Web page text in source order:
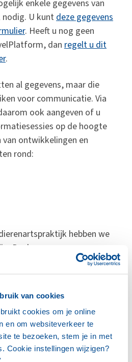
van cookies
cookies om je online
en om websiteverkeer te
te bezoeken, stem je in met
Cookie instellingen wijzigen?
enkele gegevens van
U kuntdeze gegevens
. Heeft u nog geen
dan regelt u dit
.
al gegevens, maar die
voor communicatie. Via
ook aangeven of u
op de hoogte
ontwikkelingen en
rond:
hebben we
Dank voor uw
hoogte?